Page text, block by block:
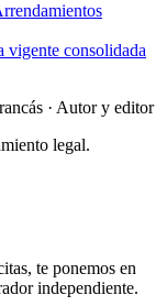
consolidada
· Autor y editor
legal.
te ponemos en
independiente.